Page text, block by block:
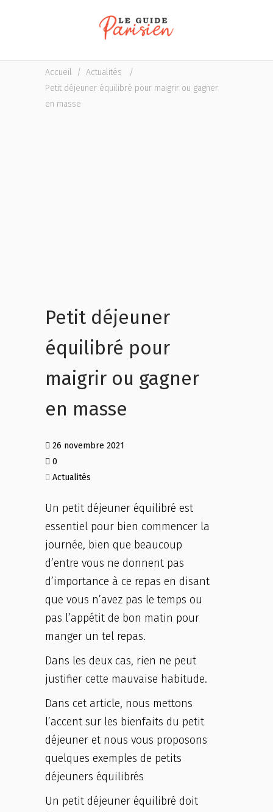
Accueil / Actualités
/
Petit déjeuner équilibré pour maigrir ou gagner
en masse
Petit déjeuner
équilibré pour
maigrir ou gagner
en masse
26 novembre 2021
0
Actualités
Un petit déjeuner équilibré est
essentiel pour bien commencer la
journée, bien que beaucoup
d’entre vous ne donnent pas
d’importance à ce repas en disant
que vous n’avez pas le temps ou
pas l’appétit de bon matin pour
manger un tel repas.
Dans les deux cas, rien ne peut
justifier cette mauvaise habitude.
Dans cet article, nous mettons
l’accent sur les bienfaits du petit
déjeuner et nous vous proposons
quelques exemples de petits
déjeuners équilibrés
Un petit déjeuner équilibré doit